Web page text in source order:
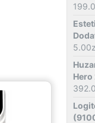
5.00